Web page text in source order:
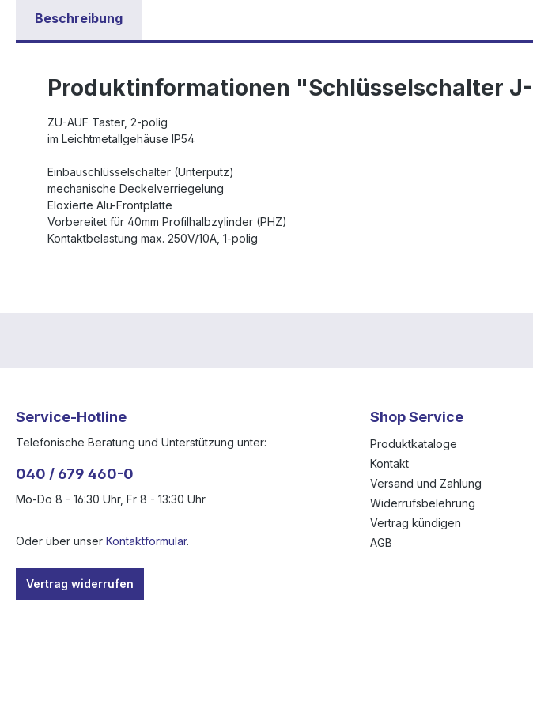
Beschreibung
Produktinformationen "Schlüsselschalter J-
ZU-AUF Taster, 2-polig
im Leichtmetallgehäuse IP54
Einbauschlüsselschalter (Unterputz)
mechanische Deckelverriegelung
Eloxierte Alu-Frontplatte
Vorbereitet für 40mm Profilhalbzylinder (PHZ)
Kontaktbelastung max. 250V/10A, 1-polig
Service-Hotline
Telefonische Beratung und Unterstützung unter:
040 / 679 460-0
Mo-Do 8 - 16:30 Uhr, Fr 8 - 13:30 Uhr
Oder über unser Kontaktformular.
Vertrag widerrufen
Shop Service
Produktkataloge
Kontakt
Versand und Zahlung
Widerrufsbelehrung
Vertrag kündigen
AGB